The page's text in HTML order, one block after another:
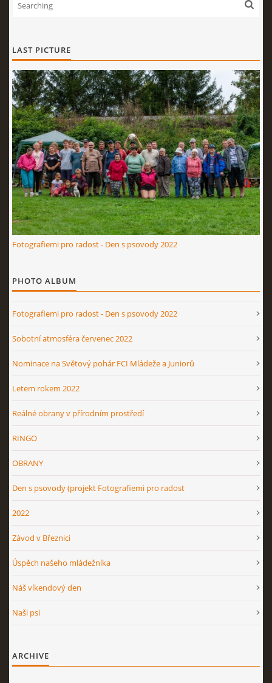
LAST PICTURE
Fotografiemi pro radost - Den s psovody 2022
PHOTO ALBUM
Fotografiemi pro radost - Den s psovody 2022
Sobotní atmosféra červenec 2022
Nominace na Světový pohár FCI Mládeže a Juniorů
Letem rokem 2022
Reálné obrany v přírodním prostředí
RINGO
OBRANY
Den s psovody (projekt Fotografiemi pro radost
2022
Závod v Březnici
Úspěch našeho mládežníka
Náš víkendový den
Naši psi
ARCHIVE